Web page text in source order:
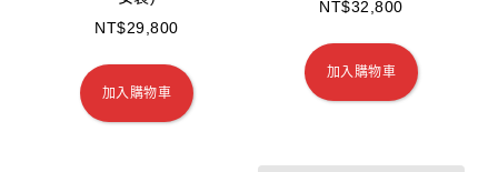
NT$29,800
加入購物車
NT$32,800
加入購物車